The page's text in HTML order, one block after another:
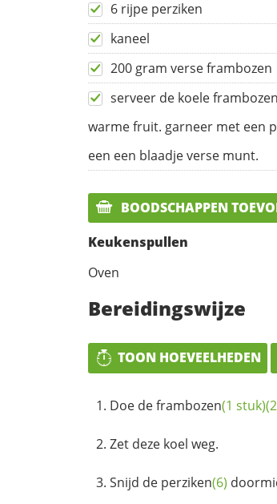
6 rijpe perziken
kaneel
200 gram verse frambozen
serveer de koele
warme fruit. garneer met een
een een blaadje verse munt.
BOODSCHAPPEN
Keukenspullen
Oven
Bereidingswijze
TOON HOEVEELHEDEN
Doe deframbozen(1 stuk)
Zet deze koel weg.
Snijd de perziken(6)